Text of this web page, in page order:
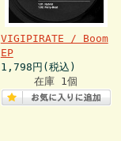
VIGIPIRATE / Boom
EP
1,798円(税込)
在庫 1個